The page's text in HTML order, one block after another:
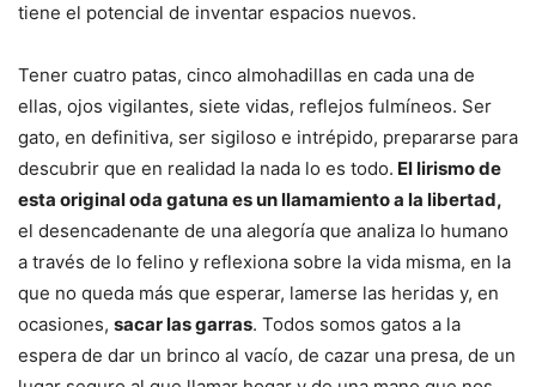
tiene el potencial de inventar espacios nuevos.
Tener cuatro patas, cinco almohadillas en cada una de
ellas, ojos vigilantes, siete vidas, reflejos fulmíneos. Ser
gato, en definitiva, ser sigiloso e intrépido, prepararse para
descubrir que en realidad la nada lo es todo. El lirismo de
esta original oda gatuna es un llamamiento a la libertad,
el desencadenante de una alegoría que analiza lo humano
a través de lo felino y reflexiona sobre la vida misma, en la
que no queda más que esperar, lamerse las heridas y, en
ocasiones, sacar las garras. Todos somos gatos a la
espera de dar un brinco al vacío, de cazar una presa, de un